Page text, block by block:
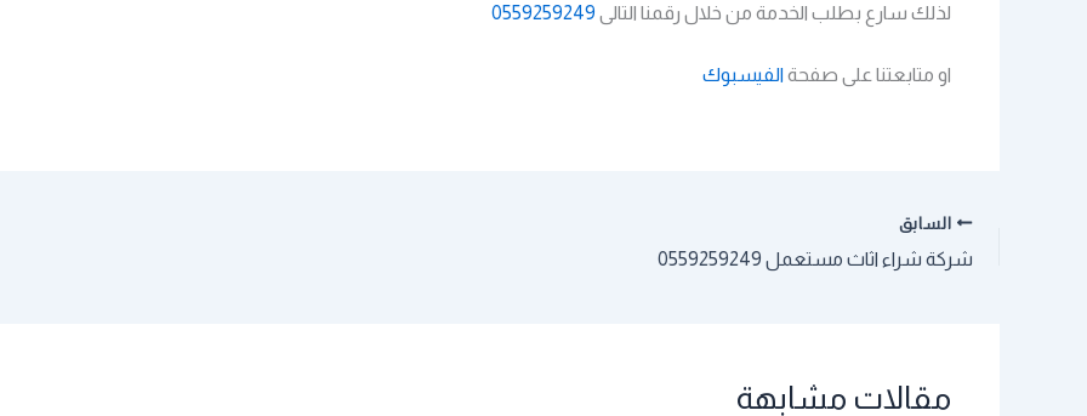
لذلك سارع بطلب الخدمة من خلال رقمنا التالى 0559259249
او متابعتنا على صفحةالفيسبوك
السابق
شركة شراء اثاث مستعمل 0559259249
مقالات مشابهة